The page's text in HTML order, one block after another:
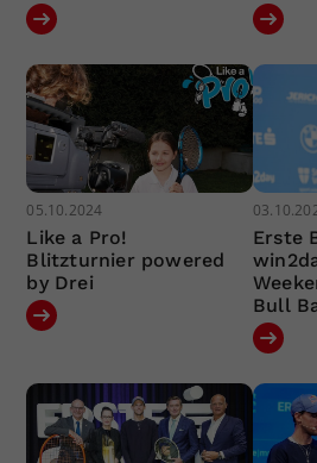
05.10.2024
Like a Pro!
Blitzturnier powered
by Drei
Erste
Bull